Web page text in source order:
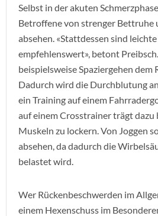
Selbst in der akuten
Betroffene von strenger Bettruhe
absehen. «Stattdessen sind
empfehlenswert», betont
beispielsweise Spaziergehen dem
Dadurch wird die Durchblutung
ein Training auf einem
auf einem Crosstrainer trägt dazu
Muskeln zu lockern. Von Joggen
absehen, da dadurch die
belastet wird.
Wer Rückenbeschwerden im
einem Hexenschuss im